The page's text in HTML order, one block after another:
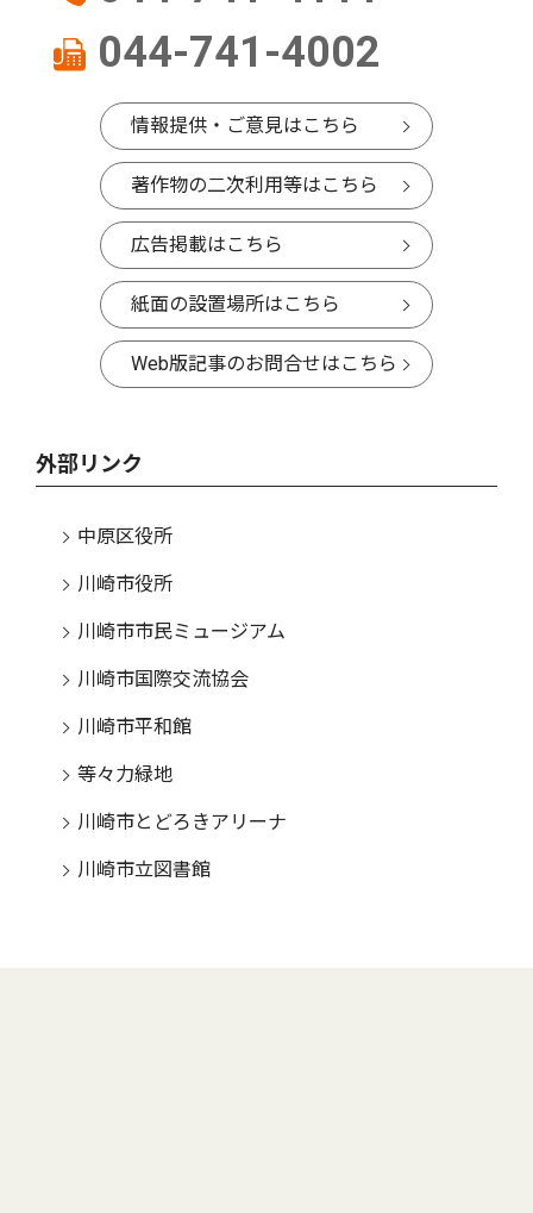
044-741-4002
情報提供・ご意見はこちら
著作物の二次利用等はこちら
広告掲載はこちら
紙面の設置場所はこちら
Web版記事のお問合せはこちら
外部リンク
中原区役所
川崎市役所
川崎市市民ミュージアム
川崎市国際交流協会
川崎市平和館
等々力緑地
川崎市とどろきアリーナ
川崎市立図書館